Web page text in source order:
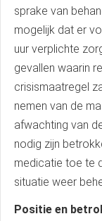
sprake van
mogelijk dat er
uur verplichte
gevallen waarin
crisismaatregel
nemen van de
afwachting van
nodig zijn
medicatie toe te
situatie weer
Positie en